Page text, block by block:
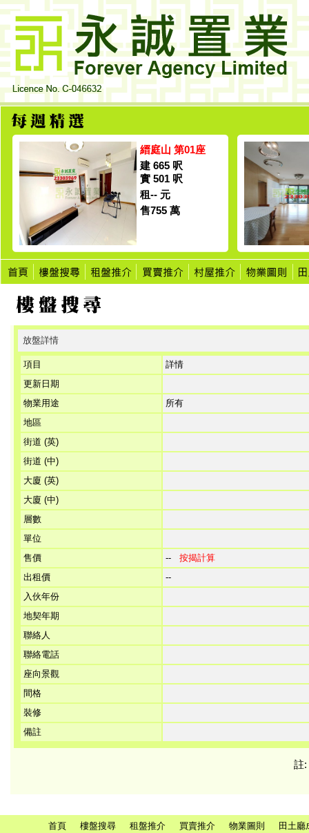
縉庭山 第01座
建 665 呎
實 501 呎
租-- 元
售755 萬
放盤詳情
項目
詳情
更新日期
物業用途
所有
地區
街道 (英)
街道 (中)
大廈 (英)
大廈 (中)
層數
單位
售價
-- 按揭計算
出租價
--
入伙年份
地契年期
聯絡人
聯絡電話
座向景觀
間格
裝修
備註
註
首頁 樓盤搜尋 租盤推介 買賣推介 物業圖則 田土廳